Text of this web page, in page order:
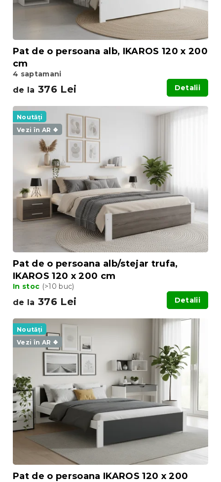
u
Pat de o persoana alb, IKAROS 120 x 200
cm
4 saptamani
de la 376 Lei Detalii
Noutăți
Vezi în AR ❖
Pat de o persoana alb/stejar trufa,
IKAROS 120 x 200 cm
In stoc (>10 buc)
de la 376 Lei Detalii
Noutăți
Vezi în AR ❖
Pat de o persoana IKAROS 120 x 200